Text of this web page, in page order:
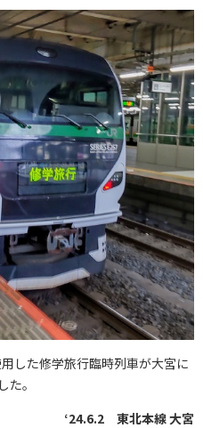
した修学旅行臨時列車が大宮に
た。
‘24.6.2 東北本線 大宮